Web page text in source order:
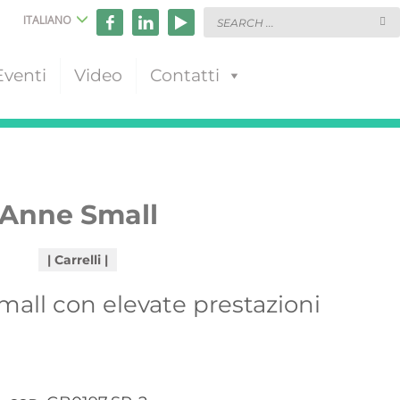
ITALIANO
Video Contatti
Small
Carrelli
con elevate prestazioni